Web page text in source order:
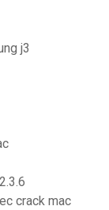
j3
crack mac